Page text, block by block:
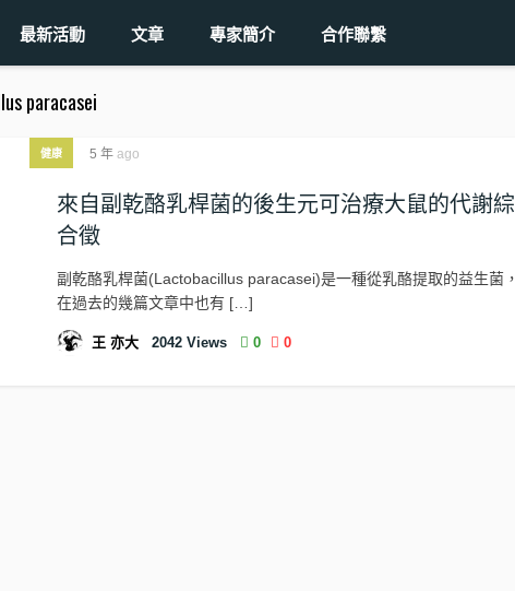
最新活動 文章 專家簡介 合作聯繫
paracasei
健康 5 年 ago
來自副乾酪乳桿菌的後生元可治療大鼠的代謝綜
合徵
副乾酪乳桿菌(Lactobacillus paracasei)是一種從乳酪提取的益生菌，
在過去的幾篇文章中也有 […]
王 亦大 2042 Views 0 0